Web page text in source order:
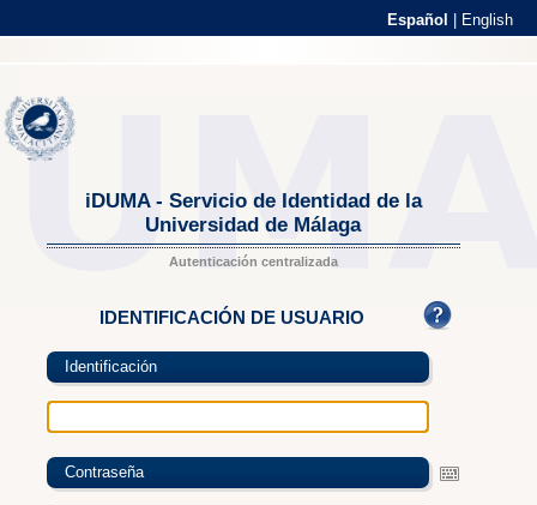
Español English
iDUMA - Servicio de Identidad de la
Universidad de Málaga
Autenticación centralizada
IDENTIFICACIÓN DE USUARIO
Identificación
Contraseña